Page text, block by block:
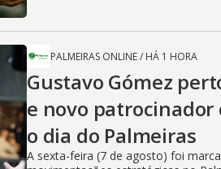
PALMEIRAS ONLINE/ HÁ 1 HORA
Gustavo Gómez
e novo
o dia do Palmeiras
A sexta-feira (7 de agosto) foi